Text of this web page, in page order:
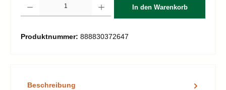
In den Warenkorb
Produktnummer: 888830372647
Beschreibung